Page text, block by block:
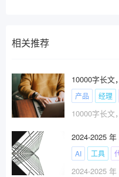
相关推荐
产品 经理
AI 工具
2024-2025